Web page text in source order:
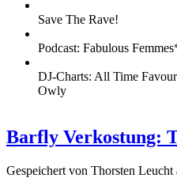
Save The Rave!
Podcast: Fabulous
DJ-Charts: All Time
Owly
Barfly Verkostung:
Gespeichert von Thorsten Leucht